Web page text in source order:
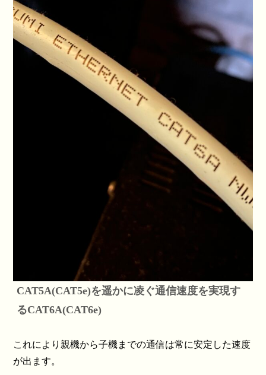
CAT5A(CAT5e)を遥かに凌ぐ通信速度を実現す
るCAT6A(CAT6e)
これにより親機から子機までの通信は常に安定した速度
が出ます。